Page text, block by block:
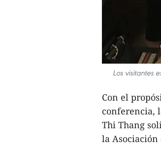
Los visitantes
Con el
conferencia,
Thi Thang
la